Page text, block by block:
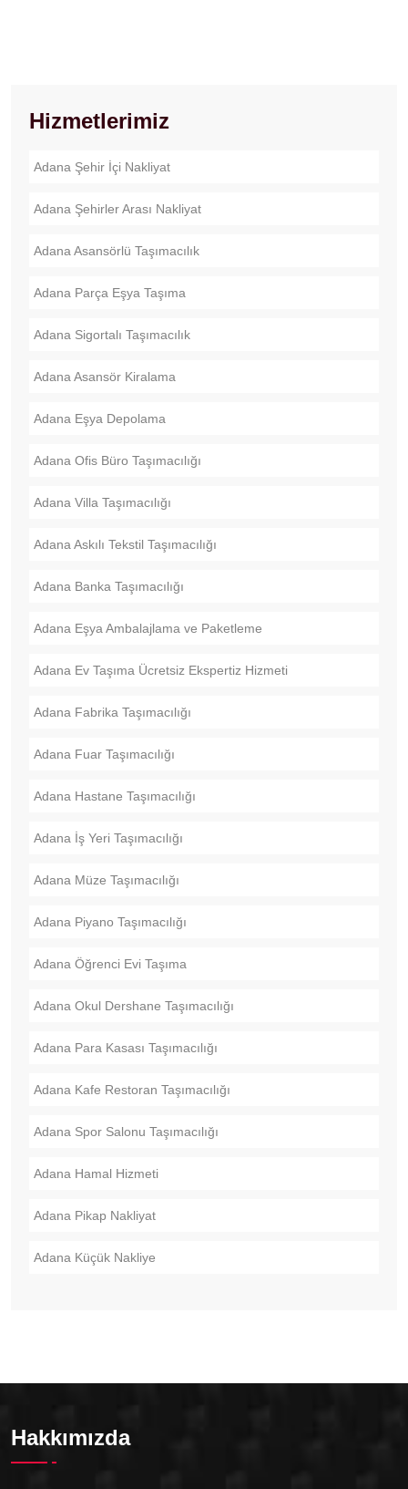
Hizmetlerimiz
Adana Şehir İçi Nakliyat
Adana Şehirler Arası Nakliyat
Adana Asansörlü Taşımacılık
Adana Parça Eşya Taşıma
Adana Sigortalı Taşımacılık
Adana Asansör Kiralama
Adana Eşya Depolama
Adana Ofis Büro Taşımacılığı
Adana Villa Taşımacılığı
Adana Askılı Tekstil Taşımacılığı
Adana Banka Taşımacılığı
Adana Eşya Ambalajlama ve Paketleme
Adana Ev Taşıma Ücretsiz Ekspertiz Hizmeti
Adana Fabrika Taşımacılığı
Adana Fuar Taşımacılığı
Adana Hastane Taşımacılığı
Adana İş Yeri Taşımacılığı
Adana Müze Taşımacılığı
Adana Piyano Taşımacılığı
Adana Öğrenci Evi Taşıma
Adana Okul Dershane Taşımacılığı
Adana Para Kasası Taşımacılığı
Adana Kafe Restoran Taşımacılığı
Adana Spor Salonu Taşımacılığı
Adana Hamal Hizmeti
Adana Pikap Nakliyat
Adana Küçük Nakliye
Hakkımızda